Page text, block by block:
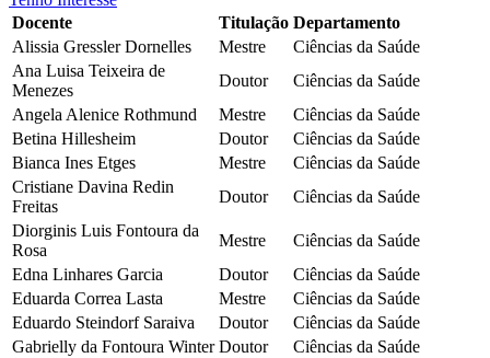
Docente
Titulação Departamento
Alissia Gressler Dornelles
Mestre
Ciências da Saúde
Ana Luisa Teixeira de
Menezes
Doutor
Ciências da Saúde
Angela Alenice Rothmund
Mestre
Ciências da Saúde
Betina Hillesheim
Doutor
Ciências da Saúde
Bianca Ines Etges
Mestre
Ciências da Saúde
Cristiane Davina Redin
Freitas
Doutor
Ciências da Saúde
Diorginis Luis Fontoura da
Rosa
Mestre
Ciências da Saúde
Edna Linhares Garcia
Doutor
Ciências da Saúde
Eduarda Correa Lasta
Mestre
Ciências da Saúde
Eduardo Steindorf Saraiva
Doutor
Ciências da Saúde
Gabrielly da Fontoura Winter Doutor
Ciências da Saúde